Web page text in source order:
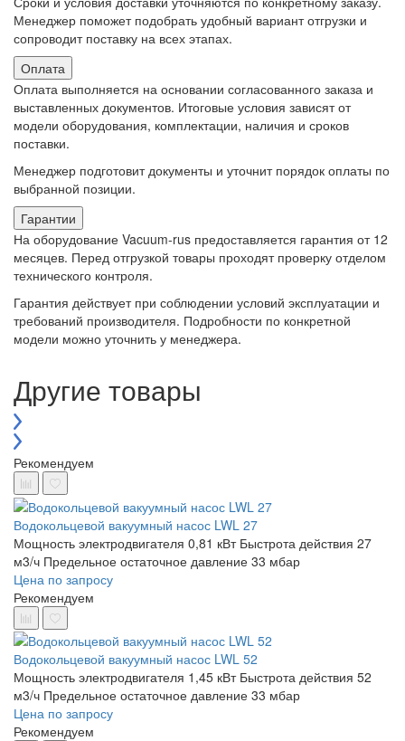
Менеджер поможет подобрать удобный вариант отгрузки и
сопроводит поставку на всех этапах.
Оплата
Оплата выполняется на основании согласованного заказа и
выставленных документов. Итоговые условия зависят от
модели оборудования, комплектации, наличия и сроков
поставки.
Менеджер подготовит документы и уточнит порядок оплаты по
выбранной позиции.
Гарантии
На оборудование Vacuum-rus предоставляется гарантия от 12
месяцев. Перед отгрузкой товары проходят проверку отделом
технического контроля.
Гарантия действует при соблюдении условий эксплуатации и
требований производителя. Подробности по конкретной
модели можно уточнить у менеджера.
Другие товары
Рекомендуем
Водокольцевой вакуумный насос LWL 27
Мощность электродвигателя 0,81 кВт Быстрота действия 27
м3/ч Предельное остаточное давление 33 мбар
Цена по запросу
Рекомендуем
Водокольцевой вакуумный насос LWL 52
Мощность электродвигателя 1,45 кВт Быстрота действия 52
м3/ч Предельное остаточное давление 33 мбар
Цена по запросу
Рекомендуем